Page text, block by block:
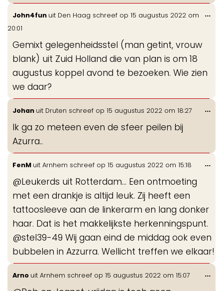
John4fun uit Den Haag schreef op 15 augustus 2022 om
20:01
Gemixt gelegenheidsstel (man getint, vrouw
blank) uit Zuid Holland die van plan is om 18
augustus koppel avond te bezoeken. Wie zien
we daar?
...
Johan uit Druten schreef op 15 augustus 2022 om 18:27
Ik ga zo meteen even de sfeer peilen bij
Azurra..
...
FenM uit Arnhem schreef op 15 augustus 2022 om 15:18
@Leukerds uit Rotterdam... Een ontmoeting
met een drankje is altijd leuk. Zij heeft een
tattoosleeve aan de linkerarm en lang donker
haar. Dat is het makkelijkste herkenningspunt.
@stel39-49 Wij gaan eind de middag ook even
bubbelen in Azzurra. Wellicht treffen we elkaar!
...
Arno uit Arnhem schreef op 15 augustus 2022 om 15:07 ...